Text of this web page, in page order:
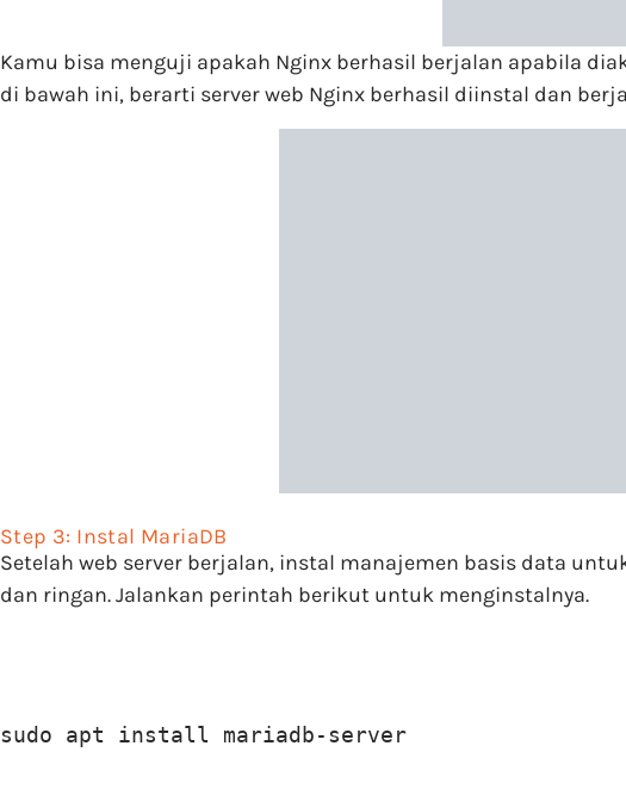
Kamu bisa menguji apakah Nginx berhasil berjalan apabila
di bawah ini, berarti server web Nginx berhasil diinstal dan
Step 3: Instal MariaDB
Setelah web server berjalan, instal manajemen basis data
dan ringan. Jalankan perintah berikut untuk menginstalnya.
sudo apt install mariadb-server